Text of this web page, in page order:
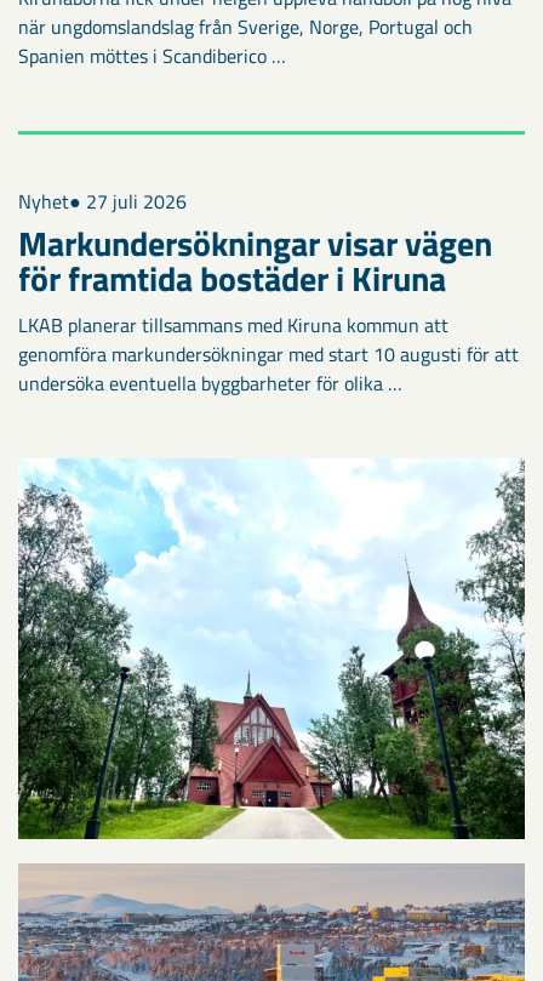
när ungdomslandslag från Sverige, Norge, Portugal och
Spanien möttes i Scandiberico …
Nyhet● 27 juli 2026
Markundersökningar visar vägen
för framtida bostäder i Kiruna
LKAB planerar tillsammans med Kiruna kommun att
genomföra markundersökningar med start 10 augusti för att
undersöka eventuella byggbarheter för olika …